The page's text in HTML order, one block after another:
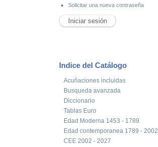
Solicitar una nueva contraseña
Indice del Catálogo
Acuñaciones incluidas
Busqueda avanzada
Diccionario
Tablas Euro
Edad Moderna 1453 - 1789
Edad contemporanea 1789 - 2002
CEE 2002 - 2027